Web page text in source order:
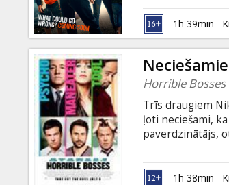
ka nekas neiet
krievu valodā.
1h 39min
Horrible Bosses
Trīs draugiem
ļoti neciešami,
paverdzinātājs,
viņi dodas pēc
neciešamajiem
1h 38min